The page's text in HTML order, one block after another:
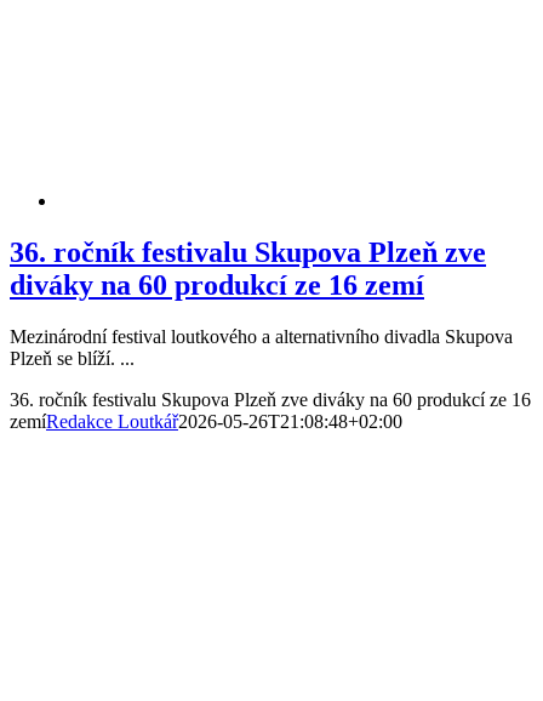
36. ročník festivalu Skupova Plzeň zve
diváky na 60 produkcí ze 16 zemí
Mezinárodní festival loutkového a alternativního divadla Skupova
Plzeň se blíží. ...
36. ročník festivalu Skupova Plzeň zve diváky na 60 produkcí ze 16
zemíRedakce Loutkář2026-05-26T21:08:48+02:00